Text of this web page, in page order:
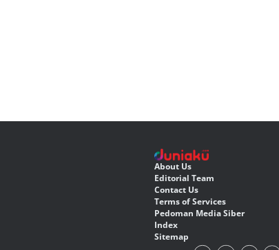
About Us
Editorial Team
Contact Us
Terms of Services
Pedoman Media Siber
Index
Sitemap